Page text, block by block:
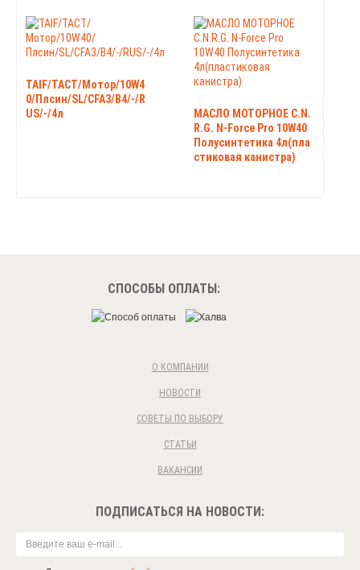
TAIF/TACT/Мотор/10W4
0/Плсин/SL/CFA3/B4/-/R
US/-/4л
МАСЛО МОТОРНОЕ C.N.
R.G. N-Force Pro 10W40
Полусинтетика 4л(пла
стиковая канистра)
СПОСОБЫ ОПЛАТЫ:
О КОМПАНИИ
НОВОСТИ
СОВЕТЫ ПО ВЫБОРУ
СТАТЬИ
ВАКАНСИИ
ПОДПИСАТЬСЯ НА НОВОСТИ: